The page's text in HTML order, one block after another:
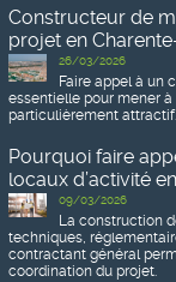
Constructeur de
projet en
26/03/2026
Faire appel à un
essentielle pour mener
particulièrement attractif.
Pourquoi faire
locaux d’activité
09/03/2026
La construction
techniques,
contractant général
coordination du projet.